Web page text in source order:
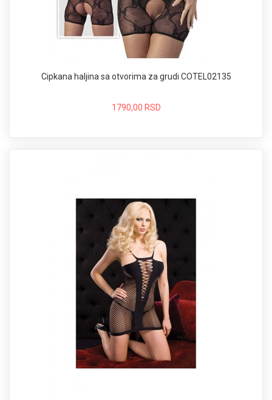
Cipkana haljina sa otvorima za grudi COTEL02135
1790,00 RSD